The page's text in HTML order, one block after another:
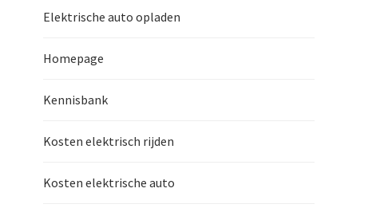
Elektrische auto opladen
Homepage
Kennisbank
Kosten elektrisch rijden
Kosten elektrische auto